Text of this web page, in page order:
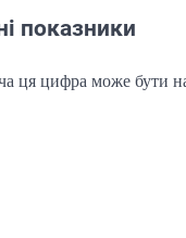
показники
ця цифра може бути